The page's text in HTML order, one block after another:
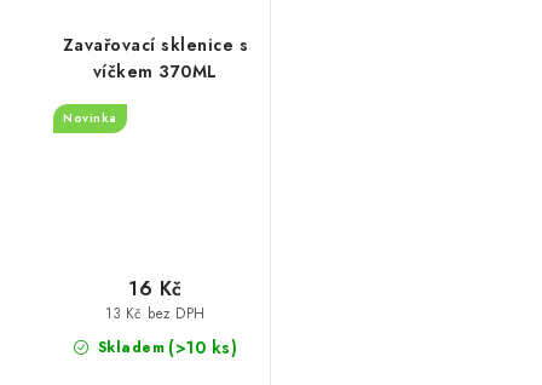
Zavařovací sklenice s
víčkem 370ML
Novinka
Skladem (>10 ks)
13 Kč bez DPH
16 Kč